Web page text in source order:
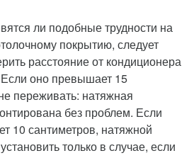
ли подобные трудности на
покрытию, следует
расстояние от кондиционера
Если оно превышает 15
переживать: натяжная
без проблем. Если
10 сантиметров, натяжной
только в случае, если